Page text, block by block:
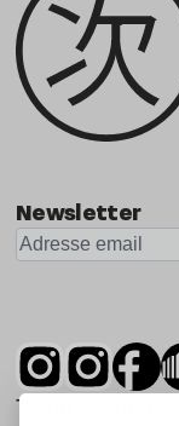
Newsletter
Tsugi est un